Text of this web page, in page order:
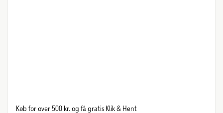
Køb for over 500 kr. og få gratis Klik & Hent